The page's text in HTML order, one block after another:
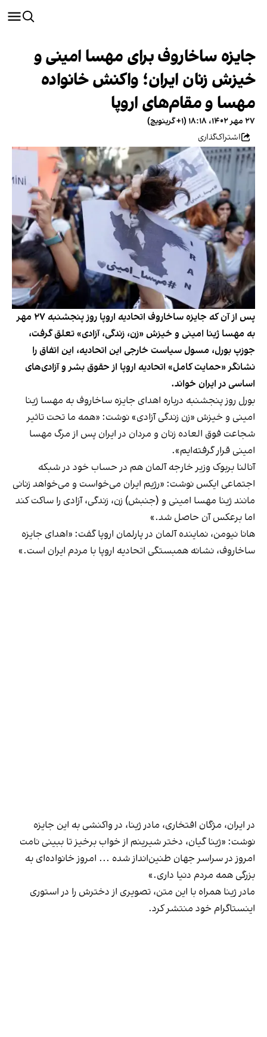
جایزه ساخاروف برای مهسا امینی و
خیزش زنان ایران؛ واکنش‌ خانواده
مهسا و مقام‌های اروپا
۲۷ مهر ۱۴۰۲، ۱۸:۱۸ (‎+۱ گرینویچ)
اشتراک‌گذاری
پس از آن که جایزه ساخاروف اتحادیه اروپا روز پنجشنبه ۲۷ مهر
به مهسا ژینا امینی و خیزش «زن، زندگی، آزادی» تعلق گرفت،
جوزپ بورل، مسول سیاست خارجی این اتحادیه، این اتفاق را
نشانگر «حمایت کامل» اتحادیه اروپا از حقوق بشر و آزادی‌های
اساسی در ایران خواند.
بورل روز پنجشنبه درباره اهدای جایزه ساخاروف به مهسا ژینا
امینی و خیزش «زن زندگی آزادی» نوشت: «همه ما تحت تاثیر
شجاعت فوق العاده زنان و مردان در ایران پس از مرگ مهسا
امینی قرار گرفته‌ایم».
آنالنا بربوک وزیر خارجه آلمان هم در حساب خود در شبکه
اجتماعی ایکس نوشت: «رژیم ایران می‌خواست و می‌خواهد زنانی
مانند ژینا مهسا امینی و (جنبش) زن، زندگی، آزادی را ساکت کند
اما برعکس آن حاصل شد.»
هانا نیومن، نماینده آلمان در پارلمان اروپا گفت: «اهدای جایزه
ساخاروف، نشانه همبستگی اتحادیه اروپا با مردم ایران است.»
در ایران، مژگان افتخاری، مادر ژینا، در واکنشی به این جایزه
نوشت: «ژینا گیان، دختر شیرینم از خواب برخیز تا ببینی نامت
امروز در سراسر جهان طنین‌انداز شده ... امروز خانواده‌ای به
بزرگی همه مردم دنیا داری.»
مادر ژینا همراه با این متن، تصویری از دخترش را در استوری
اینستاگرام خود منتشر کرد.